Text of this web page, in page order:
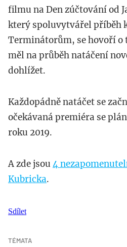
filmu na Den zúčtování od
který spoluvytvářel příběh
Terminátorům, se hovoří o
měl na průběh natáčení
dohlížet.
Každopádně natáčet se
očekávaná premiéra se
roku 2019.
A zde jsou 4
Kubricka.
Sdílet
TÉMATA